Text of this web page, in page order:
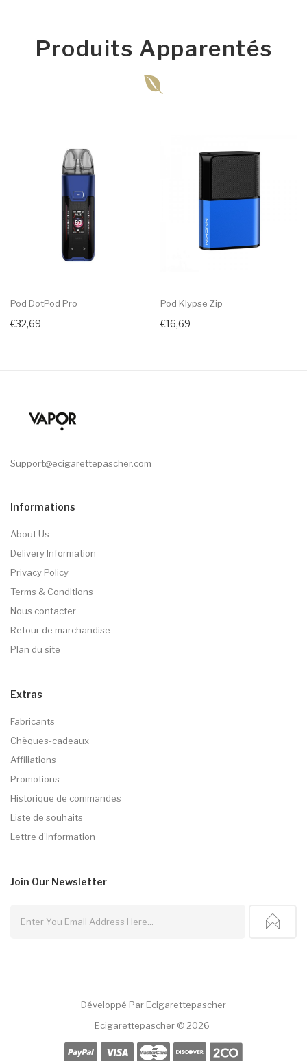
Produits Apparentés
Pod DotPod Pro
€32,69
Pod Klypse Zip
€16,69
Support@ecigarettepascher.com
Informations
About Us
Delivery Information
Privacy Policy
Terms & Conditions
Nous contacter
Retour de marchandise
Plan du site
Extras
Fabricants
Chèques-cadeaux
Affiliations
Promotions
Historique de commandes
Liste de souhaits
Lettre d’information
Join Our Newsletter
Développé Par Ecigarettepascher
Ecigarettepascher © 2026